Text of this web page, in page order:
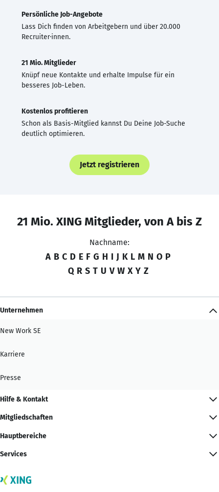
Persönliche Job-Angebote
Lass Dich finden von Arbeitgebern und über 20.000
Recruiter·innen.
21 Mio. Mitglieder
Knüpf neue Kontakte und erhalte Impulse für ein
besseres Job-Leben.
Kostenlos profitieren
Schon als Basis-Mitglied kannst Du Deine Job-Suche
deutlich optimieren.
Jetzt registrieren
21 Mio. XING Mitglieder, von A bis Z
Nachname:
A B C D E F G H I J K L M N O P
Q R S T U V W X Y Z
Unternehmen
New Work SE
Karriere
Presse
Hilfe & Kontakt
Mitgliedschaften
Hauptbereiche
Services